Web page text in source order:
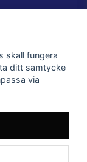
skall fungera
ditt samtycke
via